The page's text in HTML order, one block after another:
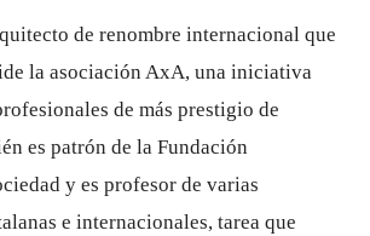
de renombre internacional que
la asociación AxA, una iniciativa
de más prestigio de
es patrón de la Fundación
y es profesor de varias
e internacionales, tarea que